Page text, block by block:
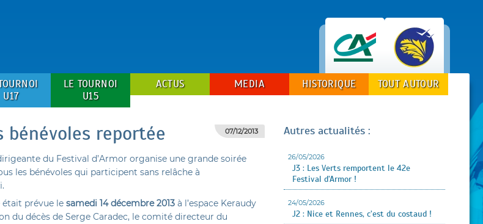
U17
LE TOURNOI
U15
ACTUS MEDIA HISTORIQUE TOUT AUTOUR
07/12/2013
bénévoles reportée
du Festival d’Armor organise une grande soirée
les bénévoles qui participent sans relâche à
prévue le samedi 14 décembre 2013 à l’espace Keraudy
du décès de Serge Caradec, le comité directeur du
Autres actualités :
26/05/2026
J3 : Les Verts remportent le 42e
Festival d’Armor !
24/05/2026
J2 : Nice et Rennes, c’est du costaud !